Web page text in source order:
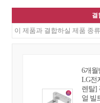
결
6개월
LG전
렌탈]
얼 빌